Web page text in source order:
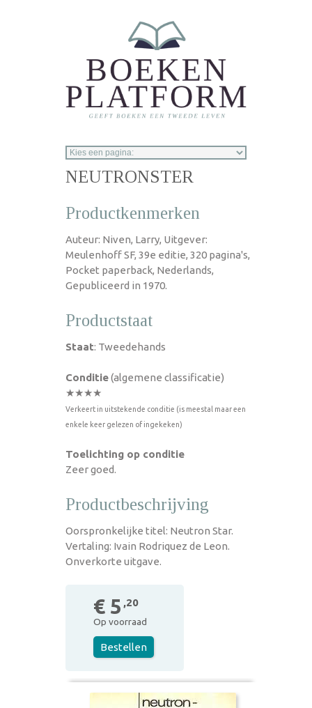
NEUTRONSTER
Productkenmerken
Auteur: Niven, Larry, Uitgever:
Meulenhoff SF, 39e editie, 320 pagina's,
Pocket paperback, Nederlands,
Gepubliceerd in 1970.
Productstaat
Staat: Tweedehands
Conditie(algemene classificatie)
★★★★
Verkeert in uitstekende conditie (is meestal maar een
enkele keer gelezen of ingekeken)
Toelichting op conditie
Zeer goed.
Productbeschrijving
Oorspronkelijke titel: Neutron Star.
Vertaling: Ivain Rodriquez de Leon.
Onverkorte uitgave.
€ 5 ,20
Op voorraad
Bestellen